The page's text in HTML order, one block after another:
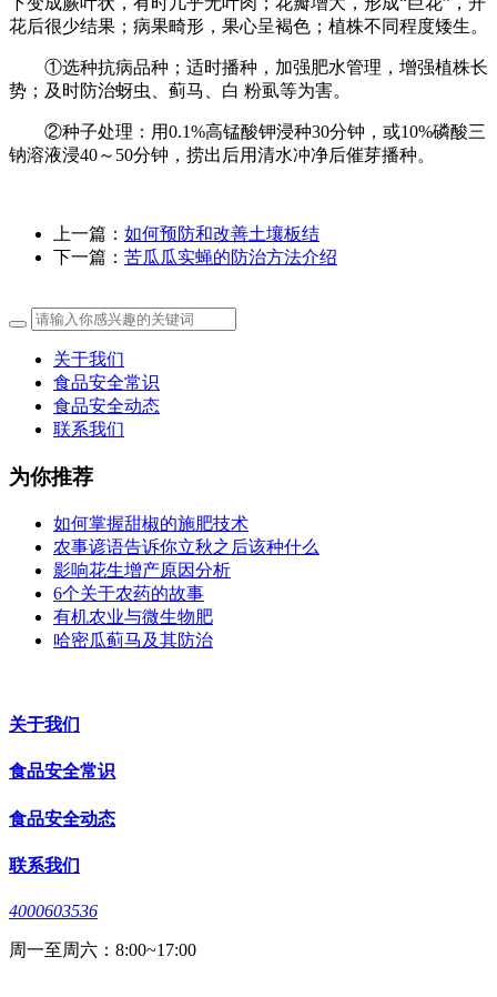
花后很少结果；病果畸形，果心呈褐色；植株不同程度矮生。
①选种抗病品种；适时播种，加强肥水管理，增强植株长
势；及时防治蚜虫、蓟马、白 粉虱等为害。
②种子处理：用0.1%高锰酸钾浸种30分钟，或10%磷酸三
钠溶液浸40～50分钟，捞出后用清水冲净后催芽播种。
上一篇： 如何预防和改善土壤板结
下一篇： 苦瓜瓜实蝇的防治方法介绍
关于我们
食品安全常识
食品安全动态
联系我们
为你推荐
如何掌握甜椒的施肥技术
农事谚语告诉你立秋之后该种什么
影响花生增产原因分析
6个关于农药的故事
有机农业与微生物肥
哈密瓜蓟马及其防治
关于我们
食品安全常识
食品安全动态
联系我们
4000603536
周一至周六：8:00~17:00